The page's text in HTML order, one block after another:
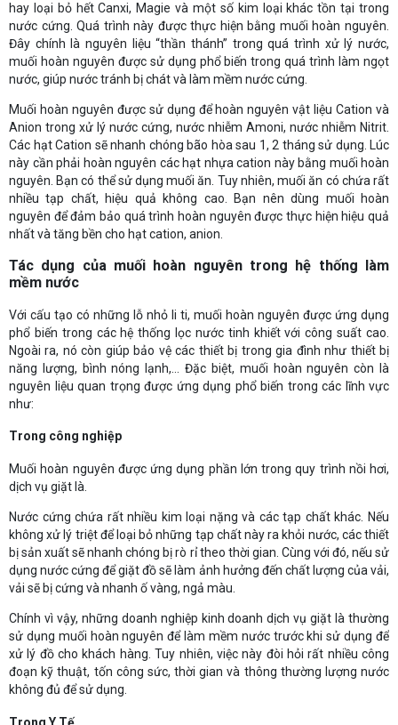
hay loại bỏ hết Canxi, Magie và một số kim loại khác tồn tại trong
nước cứng. Quá trình này được thực hiện bằng muối hoàn nguyên.
Đây chính là nguyên liệu “thần thánh” trong quá trình xử lý nước,
muối hoàn nguyên được sử dụng phổ biến trong quá trình làm ngọt
nước, giúp nước tránh bị chát và làm mềm nước cứng.
Muối hoàn nguyên được sử dụng để hoàn nguyên vật liệu Cation và
Anion trong xử lý nước cứng, nước nhiễm Amoni, nước nhiễm Nitrit.
Các hạt Cation sẽ nhanh chóng bão hòa sau 1, 2 tháng sử dụng. Lúc
này cần phải hoàn nguyên các hạt nhựa cation này bằng muối hoàn
nguyên. Bạn có thể sử dụng muối ăn. Tuy nhiên, muối ăn có chứa rất
nhiều tạp chất, hiệu quả không cao. Bạn nên dùng muối hoàn
nguyên để đảm bảo quá trình hoàn nguyên được thực hiện hiệu quả
nhất và tăng bền cho hạt cation, anion.
Tác dụng của muối hoàn nguyên trong hệ thống làm
mềm nước
Với cấu tạo có những lỗ nhỏ li ti, muối hoàn nguyên được ứng dụng
phổ biến trong các hệ thống lọc nước tinh khiết với công suất cao.
Ngoài ra, nó còn giúp bảo vệ các thiết bị trong gia đình như thiết bị
năng lượng, bình nóng lạnh,... Đặc biệt, muối hoàn nguyên còn là
nguyên liệu quan trọng được ứng dụng phổ biến trong các lĩnh vực
như:
Trong công nghiệp
Muối hoàn nguyên được ứng dụng phần lớn trong quy trình nồi hơi,
dịch vụ giặt là.
Nước cứng chứa rất nhiều kim loại nặng và các tạp chất khác. Nếu
không xử lý triệt để loại bỏ những tạp chất này ra khỏi nước, các thiết
bị sản xuất sẽ nhanh chóng bị rò rỉ theo thời gian. Cùng với đó, nếu sử
dụng nước cứng để giặt đồ sẽ làm ảnh hưởng đến chất lượng của vải,
vải sẽ bị cứng và nhanh ố vàng, ngả màu.
Chính vì vậy, những doanh nghiệp kinh doanh dịch vụ giặt là thường
sử dụng muối hoàn nguyên để làm mềm nước trước khi sử dụng để
xử lý đồ cho khách hàng. Tuy nhiên, việc này đòi hỏi rất nhiều công
đoạn kỹ thuật, tốn công sức, thời gian và thông thường lượng nước
không đủ để sử dụng.
Trong Y Tế